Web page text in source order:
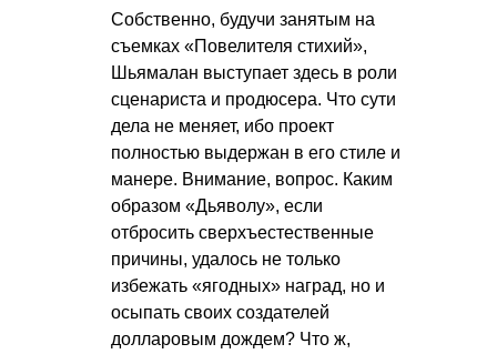
Собственно, будучи занятым на
съемках «Повелителя стихий»,
Шьямалан выступает здесь в роли
сценариста и продюсера. Что сути
дела не меняет, ибо проект
полностью выдержан в его стиле и
манере. Внимание, вопрос. Каким
образом «Дьяволу», если
отбросить сверхъестественные
причины, удалось не только
избежать «ягодных» наград, но и
осыпать своих создателей
долларовым дождем? Что ж,